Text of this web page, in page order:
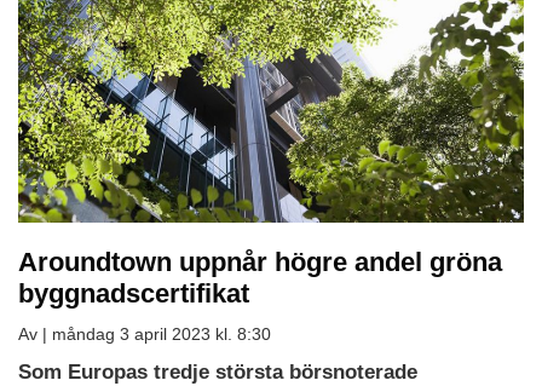
Aroundtown uppnår högre andel gröna
byggnadscertifikat
Av | måndag 3 april 2023 kl. 8:30
Som Europas tredje största börsnoterade